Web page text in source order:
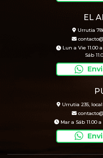
EL
Urrutia
Lun a Vie 11.00 a
Sáb
Urrutia 235,
Mar a Sáb 11.00